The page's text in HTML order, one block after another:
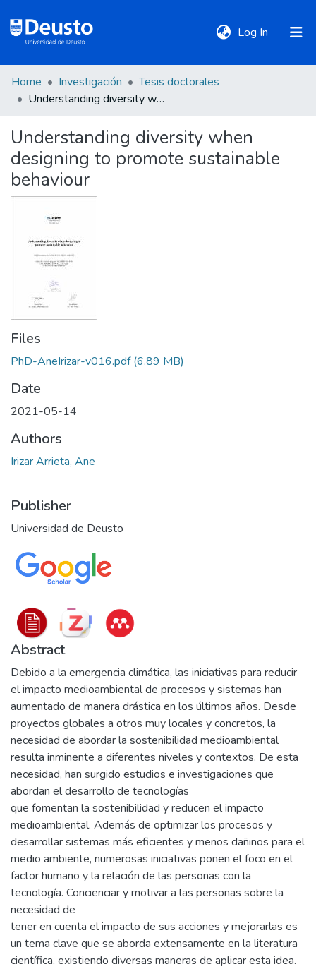
Log In (current)
DeustoTeka
Communities
&
Collections
All of DSpace
Statistics
Policies
Home Investigación
Tesis doctorales
Understanding diversity when designing to promote sustainable behaviour
Understanding diversity when
designing to promote sustainable
behaviour
Files
PhD-AneIrizar-v016.pdf(6.89 MB)
Date
2021-05-14
Authors
Irizar Arrieta, Ane
Publisher
Universidad de Deusto
Abstract
Debido a la emergencia climática, las iniciativas para reducir
el impacto medioambiental de procesos y sistemas han
aumentado de manera drástica en los últimos años. Desde
proyectos globales a otros muy locales y concretos, la
necesidad de abordar la sostenibilidad medioambiental
resulta inminente a diferentes niveles y contextos. De esta
necesidad, han surgido estudios e investigaciones que
abordan el desarrollo de tecnologías
que fomentan la sostenibilidad y reducen el impacto
medioambiental. Además de optimizar los procesos y
desarrollar sistemas más eficientes y menos dañinos para el
medio ambiente, numerosas iniciativas ponen el foco en el
factor humano y la relación de las personas con la
tecnología. Concienciar y motivar a las personas sobre la
necesidad de
tener en cuenta el impacto de sus acciones y mejorarlas es
un tema clave que se aborda extensamente en la literatura
científica, existiendo diversas maneras de aplicar esta idea.